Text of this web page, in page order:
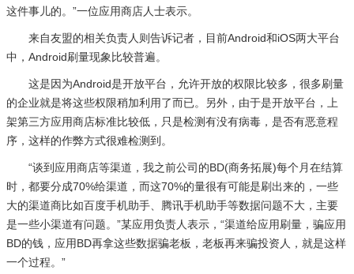
这件事儿的。”一位应用商店人士表示。
来自友盟的相关负责人则告诉记者，目前Android和iOS两大平台
中，Android刷量现象比较普遍。
这是因为Android是开放平台，允许开放的权限比较多，很多刷量
的企业就是将这些权限稍加利用了而已。另外，由于是开放平台，上
架第三方应用商店标准比较低，只是检测有没有病毒，是否有恶意程
序，这样的作弊方式很难检测到。
“谈到应用商店等渠道，我之前公司的BD(商务拓展)每个月在结算
时，都要分成70%给渠道，而这70%的量很有可能是刷出来的，一些
大的渠道商比如百度手机助手、腾讯手机助手等数据问题不大，主要
是一些小渠道有问题。”某应用负责人表示，“渠道给应用刷量，骗应用
BD的钱，应用BD再拿这些数据骗老板，老板再来骗投资人，就是这样
一个过程。”